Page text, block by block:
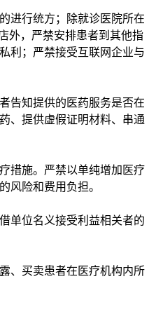
进行统方；除就诊医院所在
外，严禁安排患者到其他指
利；严禁接受互联网企业与
告知提供的医药服务是否在
、提供虚假证明材料、串通
措施。严禁以单纯增加医疗
风险和费用负担。
单位名义接受利益相关者的
、买卖患者在医疗机构内所